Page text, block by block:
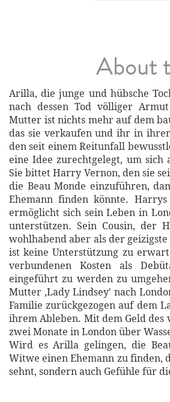
About
Arilla, die junge und hübsche
nach dessen Tod völliger
Mutter ist nichts mehr auf dem
das sie verkaufen und ihr in
den seit einem Reitunfall
eine Idee zurechtgelegt, um
Sie bittet Harry Vernon, den sie
die Beau Monde einzuführen,
Ehemann finden könnte.
ermöglicht sich sein Leben in
unterstützen. Sein Cousin, der
wohlhabend aber als der
ist keine Unterstützung zu
verbundenen Kosten als
eingeführt zu werden zu
Mutter ,Lady Lindsey' nach
Familie zurückgezogen auf dem
ihrem Ableben. Mit dem Geld des
zwei Monate in London über
Wird es Arilla gelingen, die
Witwe einen Ehemann zu finden,
sehnt, sondern auch Gefühle für